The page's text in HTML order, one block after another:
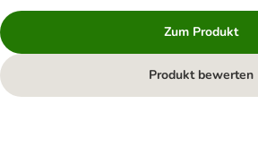
Zum Produkt
Produkt bewerten